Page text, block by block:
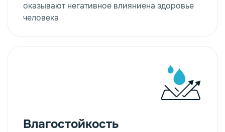
оказывают негативное влияниена здоровье
человека
Влагостойкость